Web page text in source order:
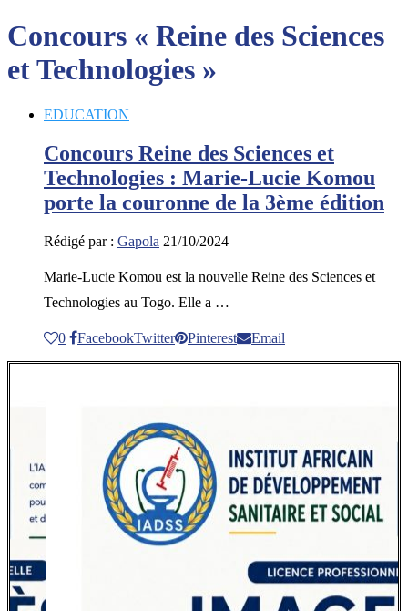
Concours « Reine des Sciences
et Technologies »
EDUCATION
Concours Reine des Sciences et
Technologies : Marie-Lucie Komou
porte la couronne de la 3ème édition
Rédigé par : Gapola 21/10/2024
Marie-Lucie Komou est la nouvelle Reine des Sciences et
Technologies au Togo. Elle a …
0 FacebookTwitter Pinterest Email